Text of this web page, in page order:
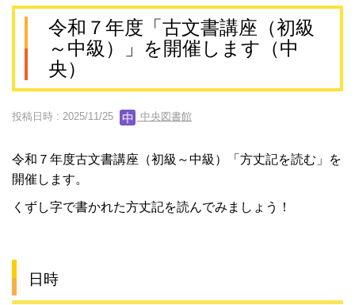
令和７年度「古文書講座（初級
～中級）」を開催します（中
央）
投稿日時 : 2025/11/25 中央図書館
令和７年度古文書講座（初級～中級）「方丈記を読む」を
開催します。
くずし字で書かれた方丈記を読んでみましょう！
日時